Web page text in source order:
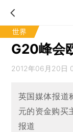
世界
G20峰会
2012年06月20日
英国媒体报道
元的资金购买
报道